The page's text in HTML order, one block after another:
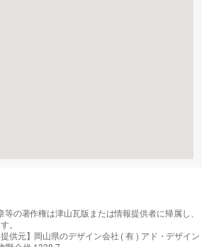
の著作権は津山瓦版または情報提供者に帰属し、
。
供元】岡山県のデザイン会社 ( 有 ) アド・デザイン